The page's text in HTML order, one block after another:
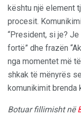
kështu një element
procesit.
“President, si je? Je
fortë” dhe frazën
nga momentet më
shkak të mënyrës
komunikimit brenda
Botuar fillimisht në